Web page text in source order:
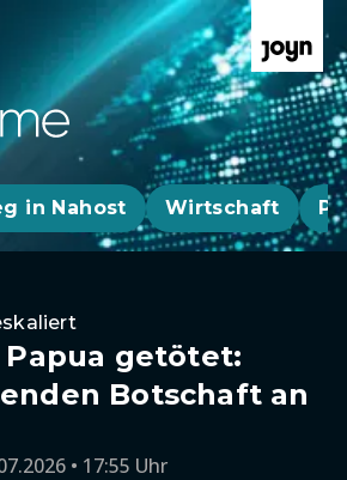
in Nahost Wirtschaft
Papua getötet:
Botschaft an
• 17:55 Uhr